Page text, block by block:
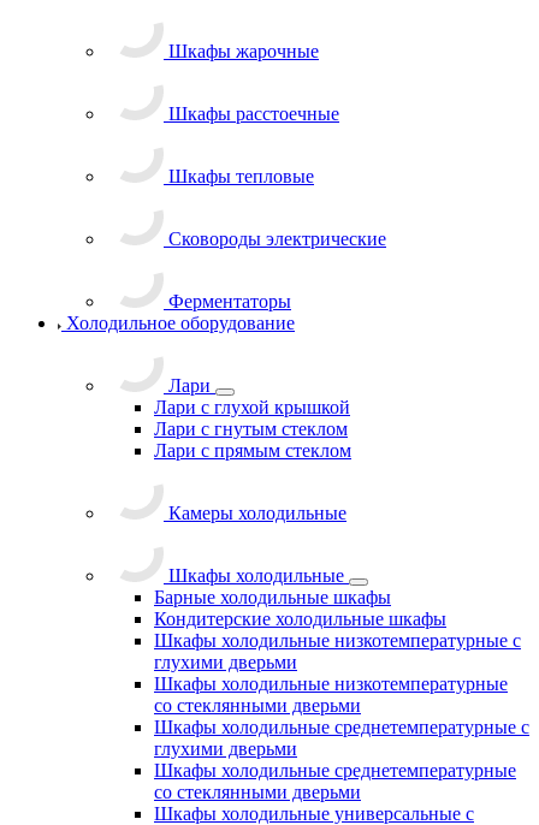
Шкафы жарочные
Шкафы расстоечные
Шкафы тепловые
Сковороды электрические
Ферментаторы
Холодильное оборудование
Лари
Лари с глухой крышкой
Лари с гнутым стеклом
Лари с прямым стеклом
Камеры холодильные
Шкафы холодильные
Барные холодильные шкафы
Кондитерские холодильные шкафы
Шкафы холодильные низкотемпературные с
глухими дверьми
Шкафы холодильные низкотемпературные
со стеклянными дверьми
Шкафы холодильные среднетемпературные с
глухими дверьми
Шкафы холодильные среднетемпературные
со стеклянными дверьми
Шкафы холодильные универсальные с